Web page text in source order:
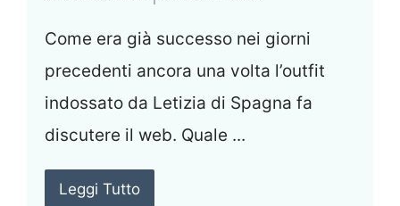
Come era già successo nei giorni
precedenti ancora una volta l’outfit
indossato da Letizia di Spagna fa
discutere il web. Quale ...
Leggi Tutto